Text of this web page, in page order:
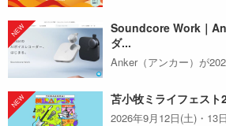
Soundcore Work｜
ダ...
Anker（アンカー）が
苫小牧ミライフェスト
2026年9月12日(土)・13